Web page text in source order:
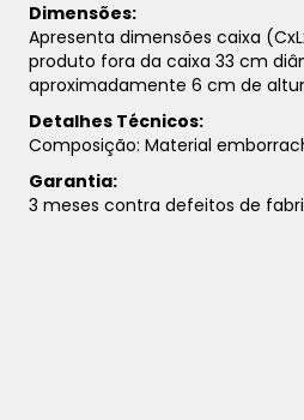
Dimensões:
Apresenta dimensões caixa
produto fora da caixa 33 cm
aproximadamente 6 cm de
Detalhes Técnicos:
Composição: Material
Garantia:
3 meses contra defeitos de